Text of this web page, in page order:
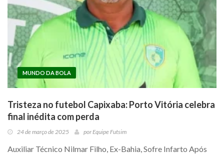
MUNDO DA BOLA
Tristeza no futebol Capixaba: Porto Vitória celebra
final inédita com perda
24 de março de 2025 por Equipe Futsim
Auxiliar Técnico Nilmar Filho, Ex-Bahia, Sofre Infarto Após